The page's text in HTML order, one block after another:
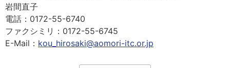
岩間直子
電話 ：0172-55-6740
ファクシミリ ：0172-55-6745
E-Mail ： kou_hirosaki@aomori-itc.or.jp